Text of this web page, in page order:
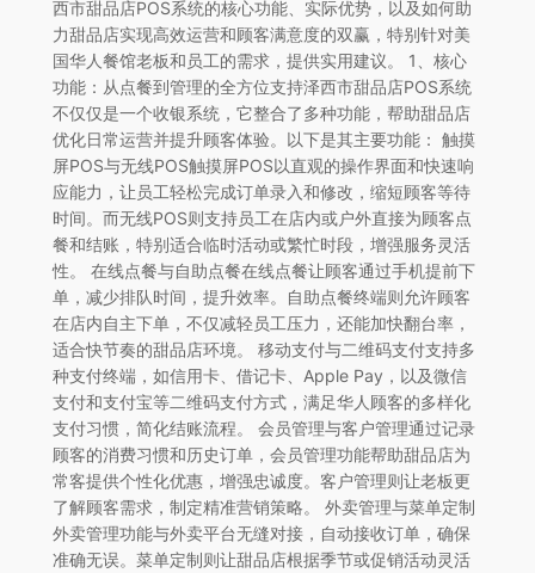
西市甜品店POS系统的核心功能、实际优势，以及如何助
力甜品店实现高效运营和顾客满意度的双赢，特别针对美
国华人餐馆老板和员工的需求，提供实用建议。 1、核心
功能：从点餐到管理的全方位支持泽西市甜品店POS系统
不仅仅是一个收银系统，它整合了多种功能，帮助甜品店
优化日常运营并提升顾客体验。以下是其主要功能： 触摸
屏POS与无线POS触摸屏POS以直观的操作界面和快速响
应能力，让员工轻松完成订单录入和修改，缩短顾客等待
时间。而无线POS则支持员工在店内或户外直接为顾客点
餐和结账，特别适合临时活动或繁忙时段，增强服务灵活
性。 在线点餐与自助点餐在线点餐让顾客通过手机提前下
单，减少排队时间，提升效率。自助点餐终端则允许顾客
在店内自主下单，不仅减轻员工压力，还能加快翻台率，
适合快节奏的甜品店环境。 移动支付与二维码支付支持多
种支付终端，如信用卡、借记卡、Apple Pay，以及微信
支付和支付宝等二维码支付方式，满足华人顾客的多样化
支付习惯，简化结账流程。 会员管理与客户管理通过记录
顾客的消费习惯和历史订单，会员管理功能帮助甜品店为
常客提供个性化优惠，增强忠诚度。客户管理则让老板更
了解顾客需求，制定精准营销策略。 外卖管理与菜单定制
外卖管理功能与外卖平台无缝对接，自动接收订单，确保
准确无误。菜单定制则让甜品店根据季节或促销活动灵活